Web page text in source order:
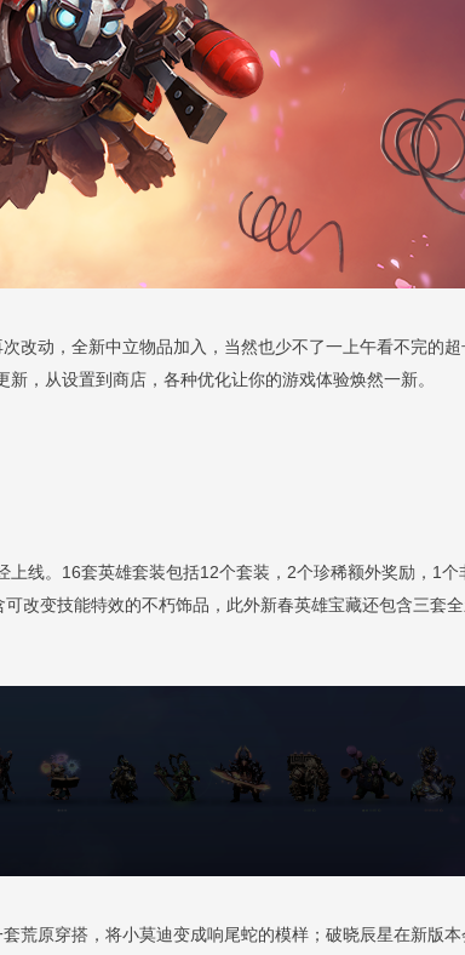
次改动，全新中立物品加入，当然也少不了一上午看不完的
新，从设置到商店，各种优化让你的游戏体验焕然一新。
线。16套英雄套装包括12个套装，2个珍稀额外奖励，1个
改变技能特效的不朽饰品，此外新春英雄宝藏还包含三套
荒原穿搭，将小莫迪变成响尾蛇的模样；破晓辰星在新版